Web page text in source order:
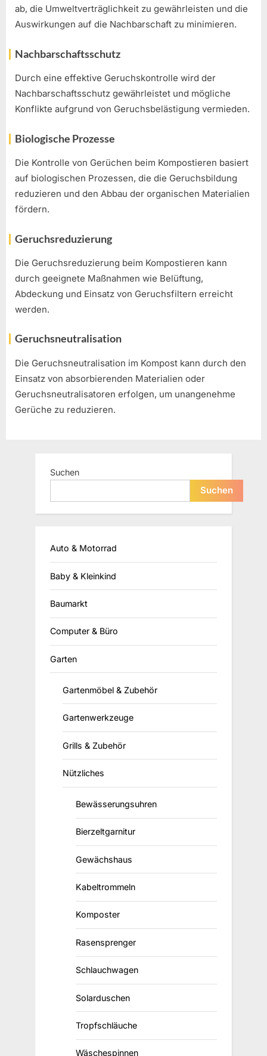
ab, die Umweltverträglichkeit zu gewährleisten und die
Auswirkungen auf die Nachbarschaft zu minimieren.
Nachbarschaftsschutz
Durch eine effektive Geruchskontrolle wird der
Nachbarschaftsschutz gewährleistet und mögliche
Konflikte aufgrund von Geruchsbelästigung vermieden.
Biologische Prozesse
Die Kontrolle von Gerüchen beim Kompostieren basiert
auf biologischen Prozessen, die die Geruchsbildung
reduzieren und den Abbau der organischen Materialien
fördern.
Geruchsreduzierung
Die Geruchsreduzierung beim Kompostieren kann
durch geeignete Maßnahmen wie Belüftung,
Abdeckung und Einsatz von Geruchsfiltern erreicht
werden.
Geruchsneutralisation
Die Geruchsneutralisation im Kompost kann durch den
Einsatz von absorbierenden Materialien oder
Geruchsneutralisatoren erfolgen, um unangenehme
Gerüche zu reduzieren.
Suchen
Suchen
Auto & Motorrad
Baby & Kleinkind
Baumarkt
Computer & Büro
Garten
Gartenmöbel & Zubehör
Gartenwerkzeuge
Grills & Zubehör
Nützliches
Bewässerungsuhren
Bierzeltgarnitur
Gewächshaus
Kabeltrommeln
Komposter
Rasensprenger
Schlauchwagen
Solarduschen
Tropfschläuche
Wäschespinnen